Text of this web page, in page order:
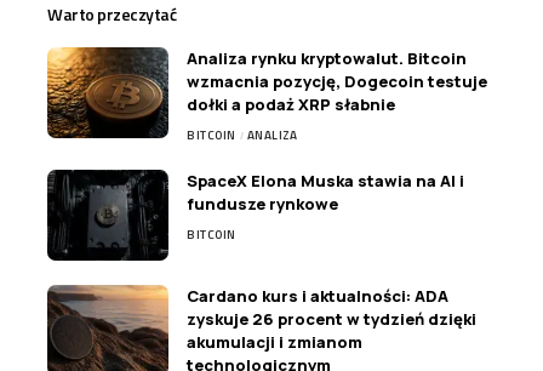
Warto przeczytać
Analiza rynku kryptowalut. Bitcoin
wzmacnia pozycję, Dogecoin testuje
dołki a podaż XRP słabnie
BITCOIN ANALIZA
SpaceX Elona Muska stawia na AI i
fundusze rynkowe
BITCOIN
Cardano kurs i aktualności: ADA
zyskuje 26 procent w tydzień dzięki
akumulacji i zmianom
technologicznym